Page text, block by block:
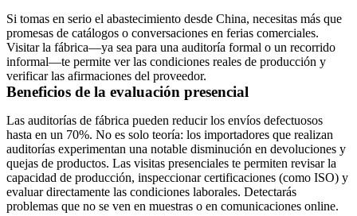
Si tomas en serio el abastecimiento desde China, necesitas más que
promesas de catálogos o conversaciones en ferias comerciales.
Visitar la fábrica—ya sea para una auditoría formal o un recorrido
informal—te permite ver las condiciones reales de producción y
verificar las afirmaciones del proveedor.
Beneficios de la evaluación presencial
Las auditorías de fábrica pueden reducir los envíos defectuosos
hasta en un 70%. No es solo teoría: los importadores que realizan
auditorías experimentan una notable disminución en devoluciones y
quejas de productos. Las visitas presenciales te permiten revisar la
capacidad de producción, inspeccionar certificaciones (como ISO) y
evaluar directamente las condiciones laborales. Detectarás
problemas que no se ven en muestras o en comunicaciones online.